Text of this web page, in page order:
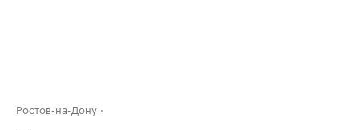
Ростов-на-Дону